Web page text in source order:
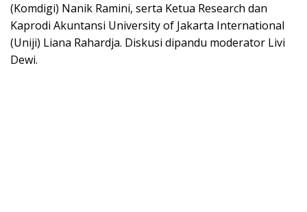
(Komdigi) Nanik Ramini, serta Ketua Research dan
Kaprodi Akuntansi University of Jakarta International
(Uniji) Liana Rahardja. Diskusi dipandu moderator Livi
Dewi.